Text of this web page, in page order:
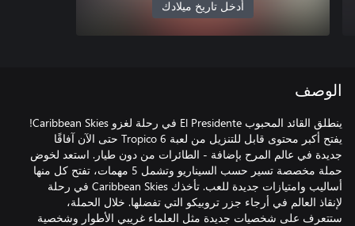
أدخل تاريخ ميلادك
الوصف
ينطلق القائد المحبوب El Presidente في رحلة لغزو Caribbean Skies!
يفتح أكبر محتوى قابل للتنزيل من لعبة Tropico 6 حتى الآن آفاقًا
جديدة في عالم المرح بإضافة - الطائرات من دون طيار. استعد لخوض
حملة مخصصة تسير حسب السيناريو وتشمل 5 مهمات، تفتح كل منها
أساليب وامتيازات جديدة للعب. تأخذك Caribbean Skies في رحلة
لإنقاذ العالم في أرجاء جزر تروبيكو التي تفضلها. خلال الحملة،
ستتعرف على شخصيات جديدة مثل العلماء غريبي الأطوار وشخصية